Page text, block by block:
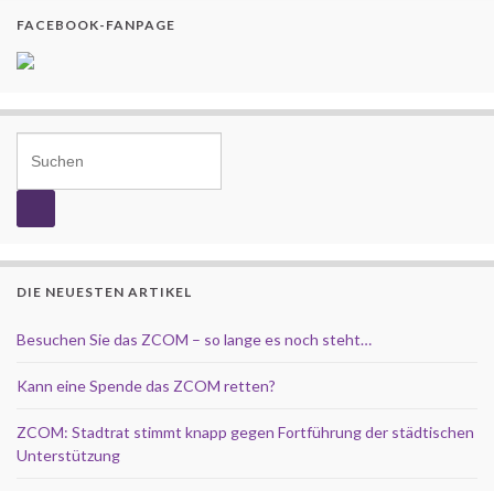
FACEBOOK-FANPAGE
DIE NEUESTEN ARTIKEL
Besuchen Sie das ZCOM – so lange es noch steht…
Kann eine Spende das ZCOM retten?
ZCOM: Stadtrat stimmt knapp gegen Fortführung der städtischen
Unterstützung